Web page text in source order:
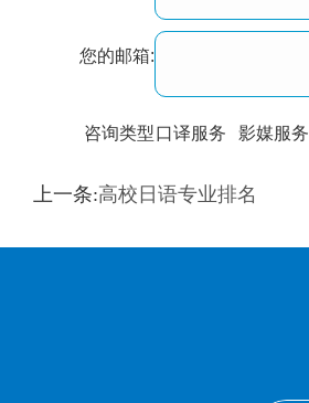
您的邮箱:
咨询类型口译服务 影媒服务
训翻译 标准级
上一条:高校日语专业排名